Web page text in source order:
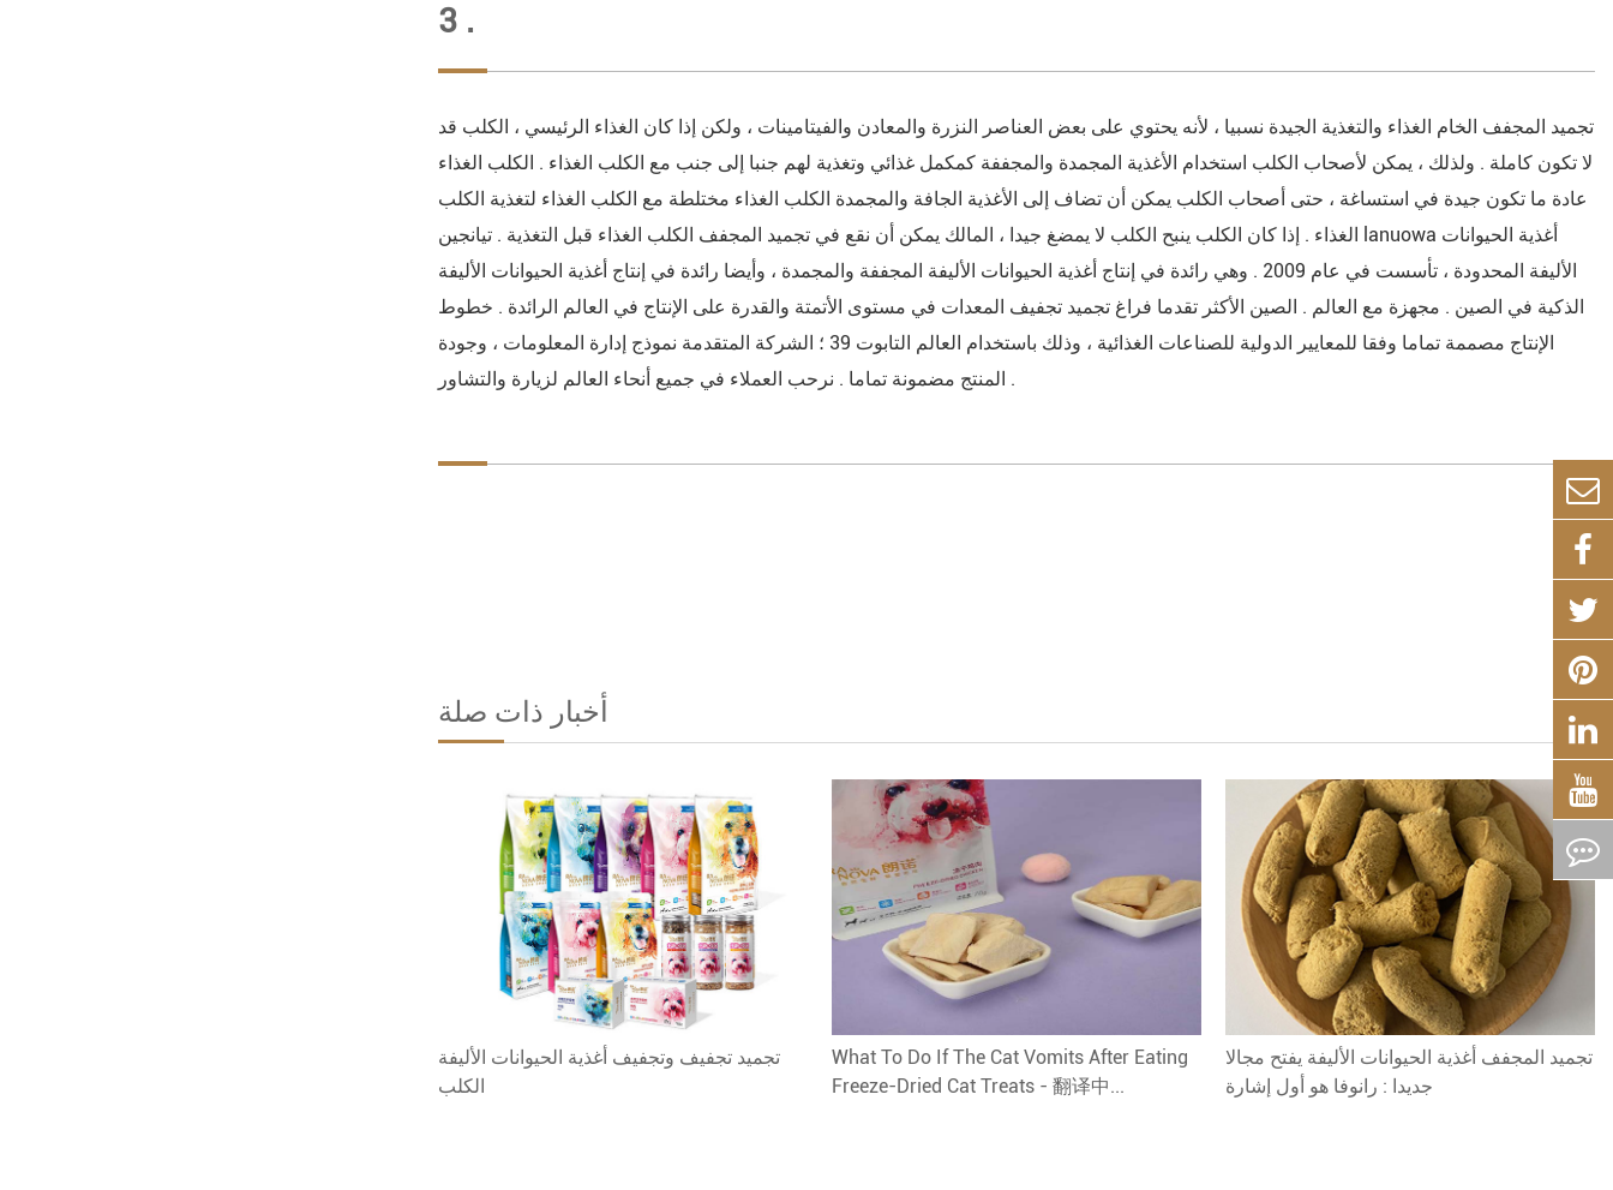
3 .
تجميد المجفف الخام الغذاء والتغذية الجيدة نسبيا ، لأنه يحتوي على بعض العناصر النزرة والمعادن والفيتامينات ، ولكن إذا كان الغذاء الرئيسي ، الكلب قد
لا تكون كاملة . ولذلك ، يمكن لأصحاب الكلب استخدام الأغذية المجمدة والمجففة كمكمل غذائي وتغذية لهم جنبا إلى جنب مع الكلب الغذاء . الكلب الغذاء
عادة ما تكون جيدة في استساغة ، حتى أصحاب الكلب يمكن أن تضاف إلى الأغذية الجافة والمجمدة الكلب الغذاء مختلطة مع الكلب الغذاء لتغذية الكلب
الغذاء . إذا كان الكلب ينبح الكلب لا يمضغ جيدا ، المالك يمكن أن نقع في تجميد المجفف الكلب الغذاء قبل التغذية . تيانجين lanuowa أغذية الحيوانات
الأليفة المحدودة ، تأسست في عام 2009 . وهي رائدة في إنتاج أغذية الحيوانات الأليفة المجففة والمجمدة ، وأيضا رائدة في إنتاج أغذية الحيوانات الأليفة
الذكية في الصين . مجهزة مع العالم . الصين الأكثر تقدما فراغ تجميد تجفيف المعدات في مستوى الأتمتة والقدرة على الإنتاج في العالم الرائدة . خطوط
الإنتاج مصممة تماما وفقا للمعايير الدولية للصناعات الغذائية ، وذلك باستخدام العالم التابوت 39 ؛ الشركة المتقدمة نموذج إدارة المعلومات ، وجودة
المنتج مضمونة تماما . نرحب العملاء في جميع أنحاء العالم لزيارة والتشاور .
أخبار ذات صلة
تجميد تجفيف وتجفيف أغذية الحيوانات الأليفة
الكلب
What To Do If The Cat Vomits After Eating
Freeze-Dried Cat Treats - 翻译中...
تجميد المجفف أغذية الحيوانات الأليفة يفتح مجالا
جديدا : رانوفا هو أول إشارة